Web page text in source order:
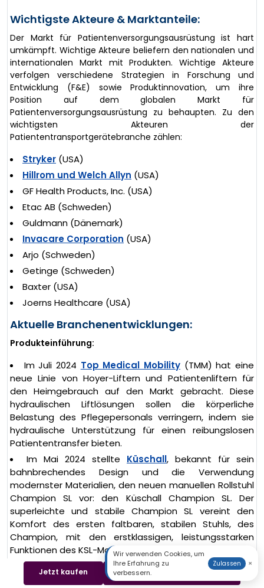
Wichtigste Akteure & Marktanteile:
Der Markt für Patientenversorgungsausrüstung ist hart
umkämpft. Wichtige Akteure beliefern den nationalen und
internationalen Markt mit Produkten. Wichtige Akteure
verfolgen verschiedene Strategien in Forschung und
Entwicklung (F&E) sowie Produktinnovation, um ihre
Position auf dem globalen Markt für
Patientenversorgungsausrüstung zu behaupten. Zu den
wichtigsten Akteuren der
Patiententransportgerätebranche zählen:
Stryker (USA)
Hillrom und Welch Allyn (USA)
GF Health Products, Inc. (USA)
Etac AB (Schweden)
Guldmann (Dänemark)
Invacare Corporation (USA)
Arjo (Schweden)
Getinge (Schweden)
Baxter (USA)
Joerns Healthcare (USA)
Aktuelle Branchenentwicklungen:
Produkteinführung:
Im Juli 2024 Top Medical Mobility (TMM) hat eine
neue Linie von Hoyer-Liftern und Patientenliftern für
den Heimgebrauch auf den Markt gebracht. Diese
hydraulischen Liftlösungen sollen die körperliche
Belastung des Pflegepersonals verringern, indem sie
hydraulische Unterstützung für einen reibungslosen
Patiententransfer bieten.
Im Mai 2024 stellte Küschall, bekannt für sein
bahnbrechendes Design und die Verwendung
modernster Materialien, den neuen manuellen Rollstuhl
Champion SL vor: den Küschall Champion SL. Der
superleichte und stabile Champion SL vereint den
Komfort des ersten faltbaren, stabilen Stuhls, des
Champion, mit den erstklassigen, leistungsstarken
Funktionen des KSL-Modells.
Im Juni 2023 gabBaxter International Inc.die
Markteinführung seines neuen Hillrom Progressa+
Jetzt kaufen Beispiel herunterladen
Wir verwenden Cookies, um
Ihre Erfahrung zu
verbessern.
Zulassen ×